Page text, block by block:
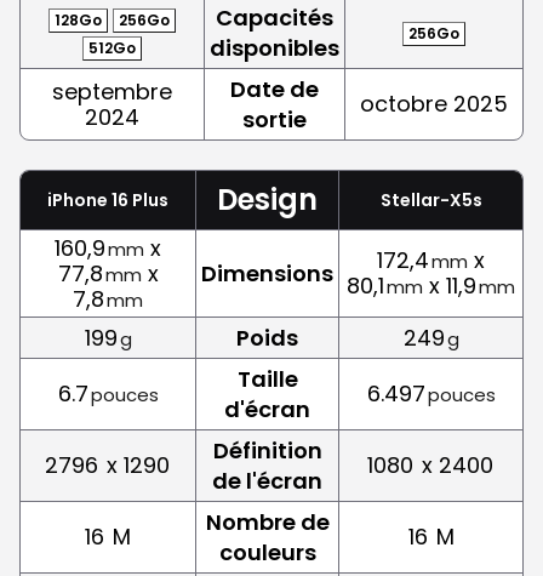
128Go
256Go
512Go
Capacités
disponibles
256Go
septembre
2024
Date de
sortie
octobre 2025
iPhone 16 Plus Design Stellar-X5s
160,9mm x
77,8mm x
7,8mm
Dimensions 172,4mm x
80,1mm x 11,9mm
199g Poids 249g
6.7pouces
Taille
d'écran
6.497pouces
2796 x 1290
Définition
de l'écran
1080 x 2400
16 M
Nombre de
couleurs
16 M